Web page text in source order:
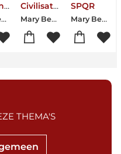
Women & Power
Mary Beard
Civilisations: How Do We Look / The Eye of Faith
Mary Beard
SPQR
Mary Beard
THEMA'S